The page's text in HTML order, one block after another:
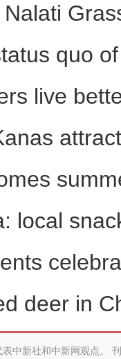
喀什号”直达特
quo
live
local
deer in
中新社和中新网观点。